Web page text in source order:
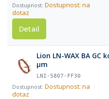
Dostupnost: na
dotaz
Detail
Lion LN-WAX BA GC
µm
LNI-5807-FF30
Dostupnost: na
dotaz